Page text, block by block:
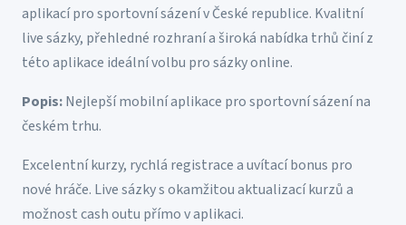
aplikací pro sportovní sázení v České republice. Kvalitní
live sázky, přehledné rozhraní a široká nabídka trhů činí z
této aplikace ideální volbu pro sázky online.
Popis:Nejlepší mobilní aplikace pro sportovní sázení na
českém trhu.
Excelentní kurzy, rychlá registrace a uvítací bonus pro
nové hráče. Live sázky s okamžitou aktualizací kurzů a
možnost cash outu přímo v aplikaci.